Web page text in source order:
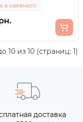
в наявності
10 из 10 (страниц: 1)
доставка